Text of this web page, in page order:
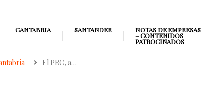
CANTABRIA SANTANDER NOTAS DE EMPRESAS
– CONTENIDOS
PATROCINADOS
El PRC, a…